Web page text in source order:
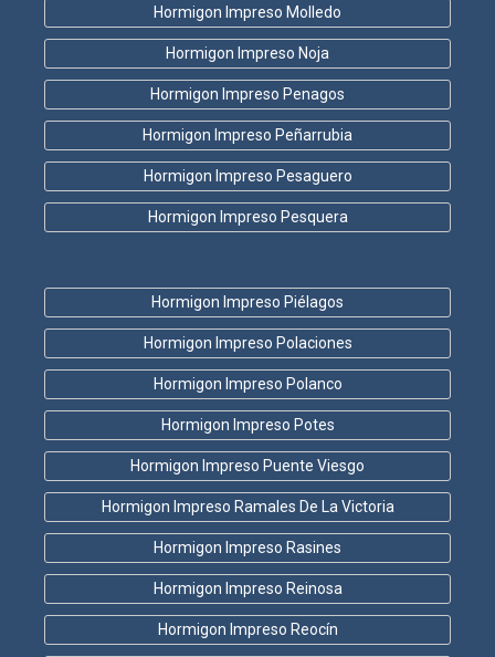
Hormigon Impreso Molledo
Hormigon Impreso Noja
Hormigon Impreso Penagos
Hormigon Impreso Peñarrubia
Hormigon Impreso Pesaguero
Hormigon Impreso Pesquera
Hormigon Impreso Piélagos
Hormigon Impreso Polaciones
Hormigon Impreso Polanco
Hormigon Impreso Potes
Hormigon Impreso Puente Viesgo
Hormigon Impreso Ramales De La Victoria
Hormigon Impreso Rasines
Hormigon Impreso Reinosa
Hormigon Impreso Reocín